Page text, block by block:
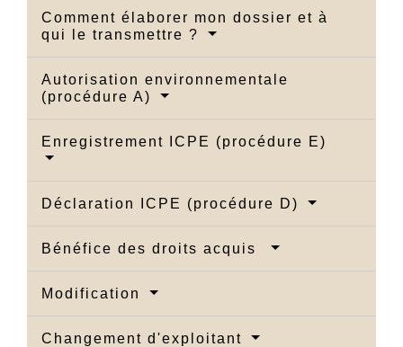
Comment élaborer mon dossier et à
qui le transmettre ?
Autorisation environnementale
(procédure A)
Enregistrement ICPE (procédure E)
Déclaration ICPE (procédure D)
Bénéfice des droits acquis
Modification
Changement d'exploitant